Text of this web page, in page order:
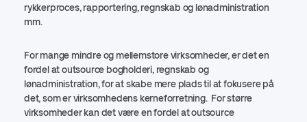
rykkerproces, rapportering, regnskab og lønadministration
mm.
For mange mindre og mellemstore virksomheder, er det en
fordel at outsource bogholderi, regnskab og
lønadministration, for at skabe mere plads til at fokusere på
det, som er virksomhedens kerneforretning. For større
virksomheder kan det være en fordel at outsource